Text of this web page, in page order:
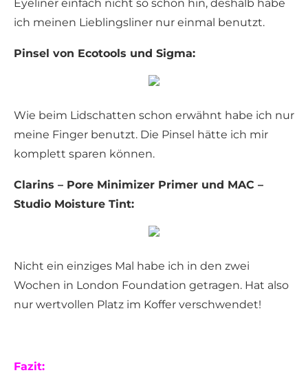
Eyeliner einfach nicht so schön hin, deshalb habe
ich meinen Lieblingsliner nur einmal benutzt.
Pinsel von Ecotools und Sigma:
Wie beim Lidschatten schon erwähnt habe ich nur
meine Finger benutzt. Die Pinsel hätte ich mir
komplett sparen können.
Clarins – Pore Minimizer Primer und MAC –
Studio Moisture Tint:
Nicht ein einziges Mal habe ich in den zwei
Wochen in London Foundation getragen. Hat also
nur wertvollen Platz im Koffer verschwendet!
Fazit: